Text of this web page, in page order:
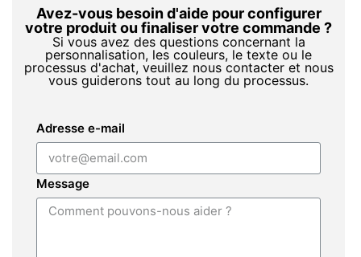
Avez-vous besoin d'aide pour configurer
votre produit ou finaliser votre commande ?
Si vous avez des questions concernant la
personnalisation, les couleurs, le texte ou le
processus d'achat, veuillez nous contacter et nous
vous guiderons tout au long du processus.
Adresse e-mail
Message